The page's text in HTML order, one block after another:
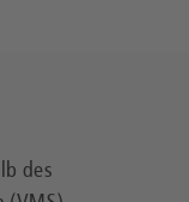
des